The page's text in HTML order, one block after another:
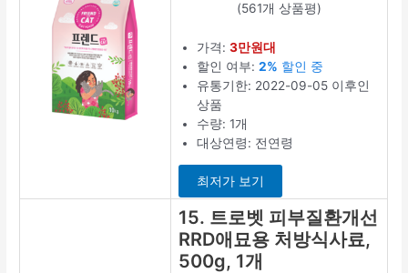
(561개 상품평)
가격:3만원대
할인 여부:2% 할인 중
유통기한: 2022-09-05 이후인
상품
수량: 1개
대상연령: 전연령
최저가 보기
15. 트로벳 피부질환개선
RRD애묘용 처방식사료,
500g, 1개